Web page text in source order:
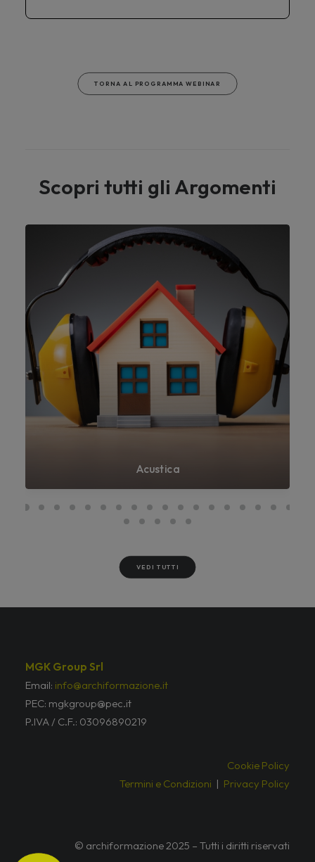
TORNA AL PROGRAMMA WEBINAR
Scopri tutti gli Argomenti
Acustica
VEDI TUTTI
MGK Group Srl
Email: info@archiformazione.it
PEC: mgkgroup@pec.it
P.IVA / C.F.: 03096890219
Cookie Policy
Termini e Condizioni | Privacy Policy
© archiformazione 2025 – Tutti i diritti riservati